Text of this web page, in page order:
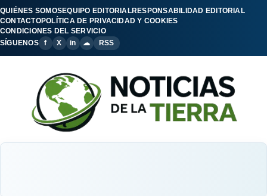
QUIÉNES SOMOSEQUIPO EDITORIALRESPONSABILIDAD EDITORIAL
CONTACTOPOLÍTICA DE PRIVACIDAD Y COOKIES
CONDICIONES DEL SERVICIO
SÍGUENOS
f X in ☁ RSS